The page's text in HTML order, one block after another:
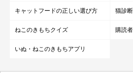
キャットフードの正しい選び方 猫診断
ねこのきもちクイズ 購読
いぬ・ねこのきもちアプリ